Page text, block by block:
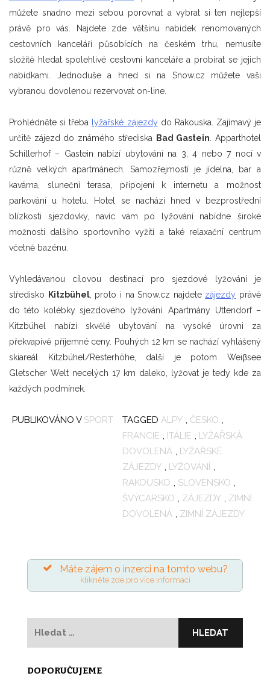
můžete snadno mezi sebou porovnat a vybrat si ten nejlepší
právě pro vás. Najdete zde většinu nabídek renomovaných
cestovních kanceláří působících na českém trhu, nemusíte
složitě hledat spolehlivé cestovní kanceláře a probírat se jejich
nabídkami. Jednoduše a hned si na Snow.cz můžete vaši
vybranou dovolenou rezervovat on-line.
Prohlédněte si třeba lyžařské zájezdydo Rakouska. Zajímavý je
určitě zájezd do známého střediska
Bad Gastein . Apparthotel
Schillerhof – Gastein nabízí ubytování na 3, 4 nebo 7 nocí v
různě velkých apartmánech. Samozřejmostí je jídelna, bar a
kavárna, sluneční terasa, připojení k internetu a možnost
parkování u hotelu. Hotel se nachází hned v bezprostřední
blízkosti sjezdovky, navíc vám po lyžování nabídne široké
možnosti dalšího sportovního vyžití a také relaxační centrum
včetně bazénu.
Vyhledávanou cílovou destinací pro sjezdové lyžování je
středisko
Kitzbühel, proto i na Snow.cz najdete zájezdy právě
do této kolébky sjezdového lyžování. Apartmány Uttendorf –
Kitzbühel nabízí skvělé ubytování na vysoké úrovni za
překvapivě příjemné ceny. Pouhých 12 km se nachází vyhlášený
skiareál Kitzbühel/Resterhöhe, další je potom Weiβsee
Gletscher Welt necelých 17 km daleko, lyžovat je tedy kde za
každých podmínek.
PUBLIKOVÁNO V SPORT TAGGED ALPY , ČESKO ,
FRANCIE , ITÁLIE , LYŽAŘSKÁ
DOVOLENÁ , LYŽAŘSKÉ
ZÁJEZDY , LYŽOVÁNÍ ,
RAKOUSKO , SLOVENSKO ,
ŠVÝCARSKO , ZÁJEZDY , ZIMNÍ
DOVOLENÁ , ZIMNÍ ZÁJEZDY
Máte zájem o inzerci na tomto webu?
klikněte zde pro více informací
DOPORUČUJEME